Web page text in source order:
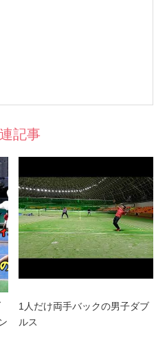
記事
1人だけ両手バックの男子ダブ
ルス